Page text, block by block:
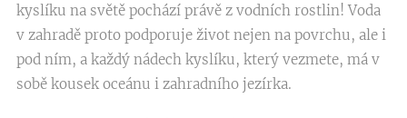
kyslíku na světě pochází právě z vodních rostlin! Voda
v zahradě proto podporuje život nejen na povrchu, ale i
pod ním, a každý nádech kyslíku, který vezmete, má v
sobě kousek oceánu i zahradního jezírka.